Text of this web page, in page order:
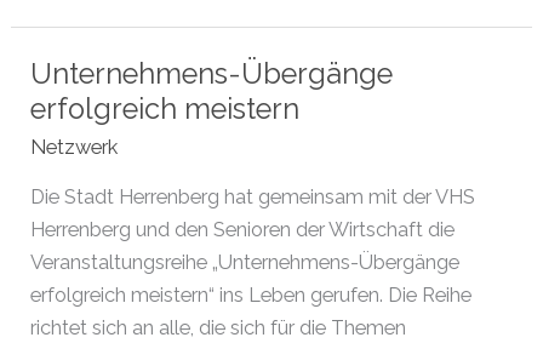
erfolgreich
meistern
Unternehmens-Übergänge
erfolgreich meistern
Netzwerk
Die Stadt Herrenberg hat gemeinsam mit der VHS
Herrenberg und den Senioren der Wirtschaft die
Veranstaltungsreihe „Unternehmens-Übergänge
erfolgreich meistern“ ins Leben gerufen. Die Reihe
richtet sich an alle, die sich für die Themen